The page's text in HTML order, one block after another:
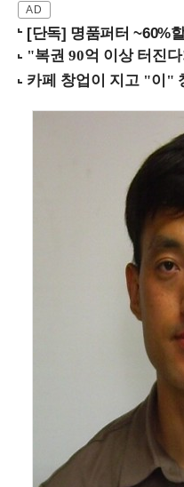
[단독] 명품퍼터 ~60%할